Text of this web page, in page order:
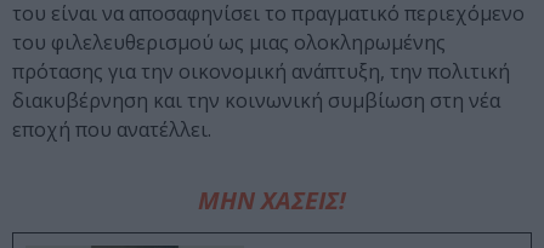
του είναι να αποσαφηνίσει το πραγματικό περιεχόμενο
του φιλελευθερισμού ως μιας ολοκληρωμένης
πρότασης για την οικονομική ανάπτυξη, την πολιτική
διακυβέρνηση και την κοινωνική συμβίωση στη νέα
εποχή που ανατέλλει.
ΜΗΝ ΧΑΣΕΙΣ!